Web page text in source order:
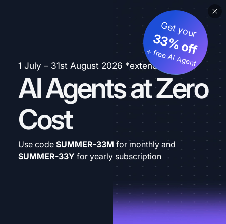
1 July – 31st August 2026 *extended
AI Agents at Zero
Cost
Get your
33% off
+ free AI Agent
Use code SUMMER-33M for monthly and
SUMMER-33Y for yearly subscription